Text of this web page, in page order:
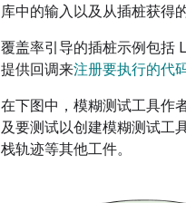
库中的输入以及从插桩获得
覆盖率引导的插桩示例包括
提供回调来注册要执行的代
在下图中，模糊测试工具作
及要测试以创建模糊测试工
栈轨迹等其他工件。